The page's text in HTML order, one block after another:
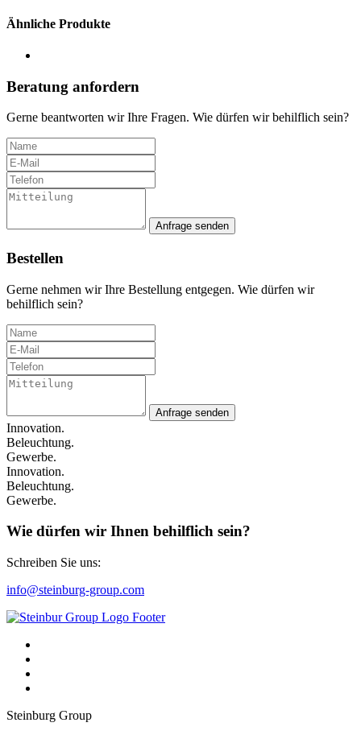
Ähnliche Produkte
Beratung anfordern
Gerne beantworten wir Ihre Fragen. Wie dürfen wir behilflich sein?
Anfrage senden
Bestellen
Gerne nehmen wir Ihre Bestellung entgegen. Wie dürfen wir
behilflich sein?
Anfrage senden
Innovation.
Beleuchtung.
Gewerbe.
Innovation.
Beleuchtung.
Gewerbe.
Wie dürfen wir Ihnen behilflich sein?
Schreiben Sie uns:
info@steinburg-group.com
Steinburg Group